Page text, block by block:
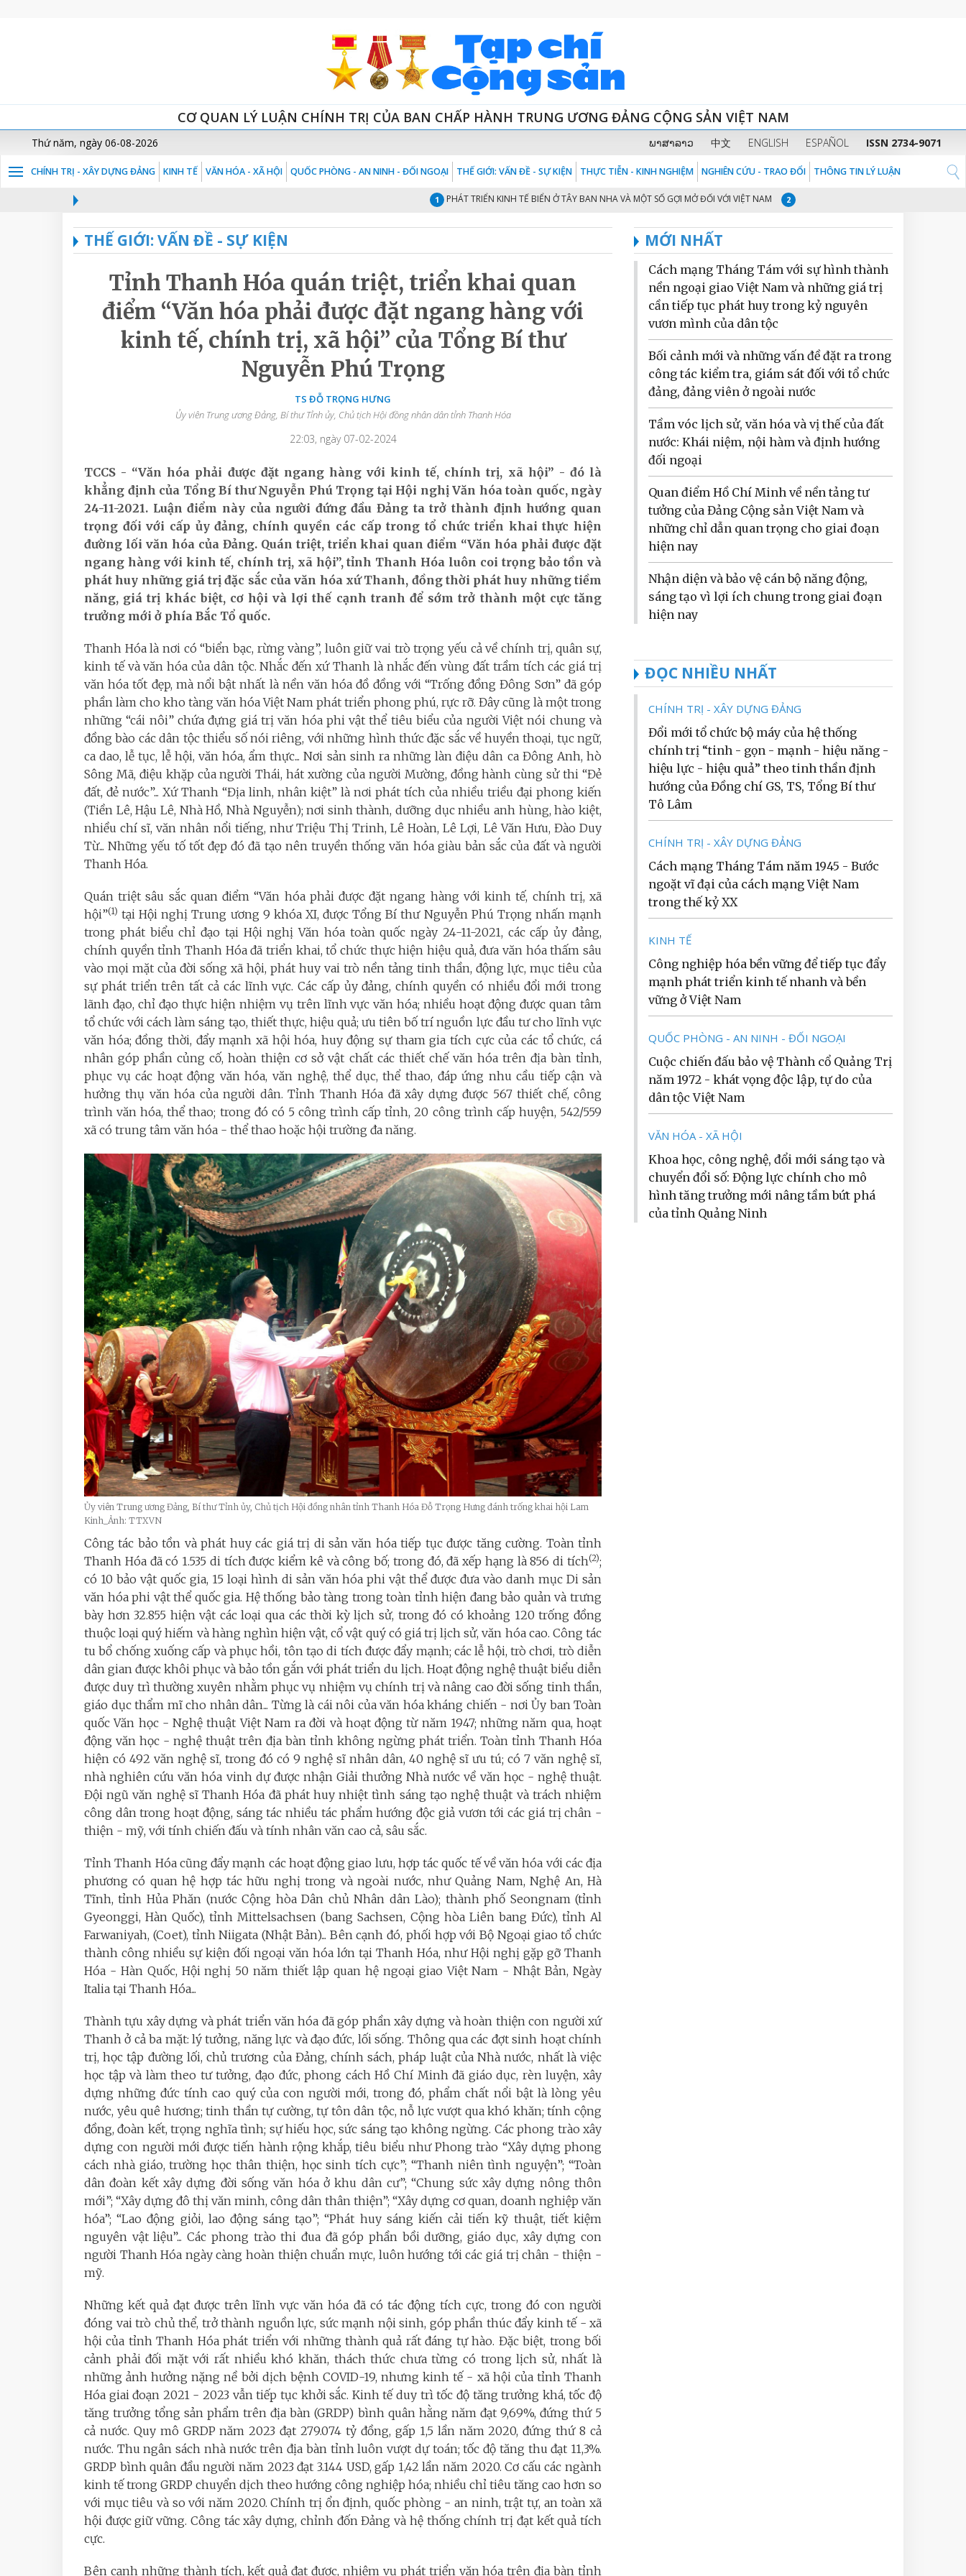
CƠ QUAN LÝ LUẬN CHÍNH TRỊ CỦA BAN CHẤP HÀNH TRUNG ƯƠNG ĐẢNG CỘNG SẢN VIỆT NAM
Thứ năm, ngày 06-08-2026 ພາສາລາວ 中文 ENGLISH ESPAÑOL ISSN 2734-9071
CHÍNH TRỊ - XÂY DỰNG ĐẢNG KINH TẾ VĂN HÓA - XÃ HỘI QUỐC PHÒNG - AN NINH - ĐỐI NGOẠI THẾ GIỚI: VẤN ĐỀ - SỰ KIỆN THỰC TIỄN - KINH NGHIỆM NGHIÊN CỨU - TRAO ĐỔI THÔNG TIN LÝ LUẬN
PHÁT TRIỂN KINH TẾ BIỂN Ở TÂY BAN NHA VÀ MỘT SỐ GỢI MỞ ĐỐI VỚI VIỆT NAM 2 THÚC ĐẨY HỢP TÁC KINH TẾ VIỆT NAM - MỸ
THẾ GIỚI: VẤN ĐỀ - SỰ KIỆN
Tỉnh Thanh Hóa quán triệt, triển khai quan
điểm “Văn hóa phải được đặt ngang hàng với
kinh tế, chính trị, xã hội” của Tổng Bí thư
Nguyễn Phú Trọng
TS ĐỖ TRỌNG HƯNG
Ủy viên Trung ương Đảng, Bí thư Tỉnh ủy, Chủ tịch Hội đồng nhân dân tỉnh Thanh Hóa
22:03, ngày 07-02-2024
TCCS - “Văn hóa phải được đặt ngang hàng với kinh tế, chính trị, xã hội” - đó là
khẳng định của Tổng Bí thư Nguyễn Phú Trọng tại Hội nghị Văn hóa toàn quốc, ngày
24-11-2021. Luận điểm này của người đứng đầu Đảng ta trở thành định hướng quan
trọng đối với cấp ủy đảng, chính quyền các cấp trong tổ chức triển khai thực hiện
đường lối văn hóa của Đảng. Quán triệt, triển khai quan điểm “Văn hóa phải được đặt
ngang hàng với kinh tế, chính trị, xã hội”, tỉnh Thanh Hóa luôn coi trọng bảo tồn và
phát huy những giá trị đặc sắc của văn hóa xứ Thanh, đồng thời phát huy những tiềm
năng, giá trị khác biệt, cơ hội và lợi thế cạnh tranh để sớm trở thành một cực tăng
trưởng mới ở phía Bắc Tổ quốc.
Thanh Hóa là nơi có “biển bạc, rừng vàng”, luôn giữ vai trò trọng yếu cả về chính trị, quân sự,
kinh tế và văn hóa của dân tộc. Nhắc đến xứ Thanh là nhắc đến vùng đất trầm tích các giá trị
văn hóa tốt đẹp, mà nổi bật nhất là nền văn hóa đồ đồng với “Trống đồng Đông Sơn” đã góp
phần làm cho kho tàng văn hóa Việt Nam phát triển phong phú, rực rỡ. Đây cũng là một trong
những “cái nôi” chứa đựng giá trị văn hóa phi vật thể tiêu biểu của người Việt nói chung và
đồng bào các dân tộc thiểu số nói riêng, với những hình thức đặc sắc về huyền thoại, tục ngữ,
ca dao, lễ tục, lễ hội, văn hóa, ẩm thực... Nơi sản sinh ra những làn điệu dân ca Đông Anh, hò
Sông Mã, điệu khặp của người Thái, hát xường của người Mường, đồng hành cùng sử thi “Đẻ
đất, đẻ nước”... Xứ Thanh “Địa linh, nhân kiệt” là nơi phát tích của nhiều triều đại phong kiến
(Tiền Lê, Hậu Lê, Nhà Hồ, Nhà Nguyễn); nơi sinh thành, dưỡng dục nhiều anh hùng, hào kiệt,
nhiều chí sĩ, văn nhân nổi tiếng, như Triệu Thị Trinh, Lê Hoàn, Lê Lợi, Lê Văn Hưu, Đào Duy
Từ... Những yếu tố tốt đẹp đó đã tạo nên truyền thống văn hóa giàu bản sắc của đất và người
Thanh Hóa.
Quán triệt sâu sắc quan điểm “Văn hóa phải được đặt ngang hàng với kinh tế, chính trị, xã
hội”(1) tại Hội nghị Trung ương 9 khóa XI, được Tổng Bí thư Nguyễn Phú Trọng nhấn mạnh
trong phát biểu chỉ đạo tại Hội nghị Văn hóa toàn quốc ngày 24-11-2021, các cấp ủy đảng,
chính quyền tỉnh Thanh Hóa đã triển khai, tổ chức thực hiện hiệu quả, đưa văn hóa thấm sâu
vào mọi mặt của đời sống xã hội, phát huy vai trò nền tảng tinh thần, động lực, mục tiêu của
sự phát triển trên tất cả các lĩnh vực. Các cấp ủy đảng, chính quyền có nhiều đổi mới trong
lãnh đạo, chỉ đạo thực hiện nhiệm vụ trên lĩnh vực văn hóa; nhiều hoạt động được quan tâm
tổ chức với cách làm sáng tạo, thiết thực, hiệu quả; ưu tiên bố trí nguồn lực đầu tư cho lĩnh vực
văn hóa; đồng thời, đẩy mạnh xã hội hóa, huy động sự tham gia tích cực của các tổ chức, cá
nhân góp phần củng cố, hoàn thiện cơ sở vật chất các thiết chế văn hóa trên địa bàn tỉnh,
phục vụ các hoạt động văn hóa, văn nghệ, thể dục, thể thao, đáp ứng nhu cầu tiếp cận và
hưởng thụ văn hóa của người dân. Tỉnh Thanh Hóa đã xây dựng được 567 thiết chế, công
trình văn hóa, thể thao; trong đó có 5 công trình cấp tỉnh, 20 công trình cấp huyện, 542/559
xã có trung tâm văn hóa - thể thao hoặc hội trường đa năng.
Ủy viên Trung ương Đảng, Bí thư Tỉnh ủy, Chủ tịch Hội đồng nhân tỉnh Thanh Hóa Đỗ Trọng Hưng đánh trống khai hội Lam
Kinh_Ảnh: TTXVN
Công tác bảo tồn và phát huy các giá trị di sản văn hóa tiếp tục được tăng cường. Toàn tỉnh
Thanh Hóa đã có 1.535 di tích được kiểm kê và công bố; trong đó, đã xếp hạng là 856 di tích(2);
có 10 bảo vật quốc gia, 15 loại hình di sản văn hóa phi vật thể được đưa vào danh mục Di sản
văn hóa phi vật thể quốc gia. Hệ thống bảo tàng trong toàn tỉnh hiện đang bảo quản và trưng
bày hơn 32.855 hiện vật các loại qua các thời kỳ lịch sử, trong đó có khoảng 120 trống đồng
thuộc loại quý hiếm và hàng nghìn hiện vật, cổ vật quý có giá trị lịch sử, văn hóa cao. Công tác
tu bổ chống xuống cấp và phục hồi, tôn tạo di tích được đẩy mạnh; các lễ hội, trò chơi, trò diễn
dân gian được khôi phục và bảo tồn gắn với phát triển du lịch. Hoạt động nghệ thuật biểu diễn
được duy trì thường xuyên nhằm phục vụ nhiệm vụ chính trị và nâng cao đời sống tinh thần,
giáo dục thẩm mĩ cho nhân dân... Từng là cái nôi của văn hóa kháng chiến - nơi Ủy ban Toàn
quốc Văn học - Nghệ thuật Việt Nam ra đời và hoạt động từ năm 1947; những năm qua, hoạt
động văn học - nghệ thuật trên địa bàn tỉnh không ngừng phát triển. Toàn tỉnh Thanh Hóa
hiện có 492 văn nghệ sĩ, trong đó có 9 nghệ sĩ nhân dân, 40 nghệ sĩ ưu tú; có 7 văn nghệ sĩ,
nhà nghiên cứu văn hóa vinh dự được nhận Giải thưởng Nhà nước về văn học - nghệ thuật.
Đội ngũ văn nghệ sĩ Thanh Hóa đã phát huy nhiệt tình sáng tạo nghệ thuật và trách nhiệm
công dân trong hoạt động, sáng tác nhiều tác phẩm hướng độc giả vươn tới các giá trị chân -
thiện - mỹ, với tính chiến đấu và tính nhân văn cao cả, sâu sắc.
Tỉnh Thanh Hóa cũng đẩy mạnh các hoạt động giao lưu, hợp tác quốc tế về văn hóa với các địa
phương có quan hệ hợp tác hữu nghị trong và ngoài nước, như Quảng Nam, Nghệ An, Hà
Tĩnh, tỉnh Hủa Phăn (nước Cộng hòa Dân chủ Nhân dân Lào); thành phố Seongnam (tỉnh
Gyeonggi, Hàn Quốc), tỉnh Mittelsachsen (bang Sachsen, Cộng hòa Liên bang Đức), tỉnh Al
Farwaniyah, (Coet), tỉnh Niigata (Nhật Bản)... Bên cạnh đó, phối hợp với Bộ Ngoại giao tổ chức
thành công nhiều sự kiện đối ngoại văn hóa lớn tại Thanh Hóa, như Hội nghị gặp gỡ Thanh
Hóa - Hàn Quốc, Hội nghị 50 năm thiết lập quan hệ ngoại giao Việt Nam - Nhật Bản, Ngày
Italia tại Thanh Hóa...
Thành tựu xây dựng và phát triển văn hóa đã góp phần xây dựng và hoàn thiện con người xứ
Thanh ở cả ba mặt: lý tưởng, năng lực và đạo đức, lối sống. Thông qua các đợt sinh hoạt chính
trị, học tập đường lối, chủ trương của Đảng, chính sách, pháp luật của Nhà nước, nhất là việc
học tập và làm theo tư tưởng, đạo đức, phong cách Hồ Chí Minh đã giáo dục, rèn luyện, xây
dựng những đức tính cao quý của con người mới, trong đó, phẩm chất nổi bật là lòng yêu
nước, yêu quê hương; tinh thần tự cường, tự tôn dân tộc, nỗ lực vượt qua khó khăn; tính cộng
đồng, đoàn kết, trọng nghĩa tình; sự hiếu học, sức sáng tạo không ngừng. Các phong trào xây
dựng con người mới được tiến hành rộng khắp, tiêu biểu như Phong trào “Xây dựng phong
cách nhà giáo, trường học thân thiện, học sinh tích cực”; “Thanh niên tình nguyện”; “Toàn
dân đoàn kết xây dựng đời sống văn hóa ở khu dân cư”; “Chung sức xây dựng nông thôn
mới”; “Xây dựng đô thị văn minh, công dân thân thiện”; “Xây dựng cơ quan, doanh nghiệp văn
hóa”; “Lao động giỏi, lao động sáng tạo”; “Phát huy sáng kiến cải tiến kỹ thuật, tiết kiệm
nguyên vật liệu”... Các phong trào thi đua đã góp phần bồi dưỡng, giáo dục, xây dựng con
người Thanh Hóa ngày càng hoàn thiện chuẩn mực, luôn hướng tới các giá trị chân - thiện -
mỹ.
Những kết quả đạt được trên lĩnh vực văn hóa đã có tác động tích cực, trong đó con người
đóng vai trò chủ thể, trở thành nguồn lực, sức mạnh nội sinh, góp phần thúc đẩy kinh tế - xã
hội của tỉnh Thanh Hóa phát triển với những thành quả rất đáng tự hào. Đặc biệt, trong bối
cảnh phải đối mặt với rất nhiều khó khăn, thách thức chưa từng có trong lịch sử, nhất là
những ảnh hưởng nặng nề bởi dịch bệnh COVID-19, nhưng kinh tế - xã hội của tỉnh Thanh
Hóa giai đoạn 2021 - 2023 vẫn tiếp tục khởi sắc. Kinh tế duy trì tốc độ tăng trưởng khá, tốc độ
tăng trưởng tổng sản phẩm trên địa bàn (GRDP) bình quân hằng năm đạt 9,69%, đứng thứ 5
cả nước. Quy mô GRDP năm 2023 đạt 279.074 tỷ đồng, gấp 1,5 lần năm 2020, đứng thứ 8 cả
nước. Thu ngân sách nhà nước trên địa bàn tỉnh luôn vượt dự toán; tốc độ tăng thu đạt 11,3%.
GRDP bình quân đầu người năm 2023 đạt 3.144 USD, gấp 1,42 lần năm 2020. Cơ cấu các ngành
kinh tế trong GRDP chuyển dịch theo hướng công nghiệp hóa; nhiều chỉ tiêu tăng cao hơn so
với mục tiêu và so với năm 2020. Chính trị ổn định, quốc phòng - an ninh, trật tự, an toàn xã
hội được giữ vững. Công tác xây dựng, chỉnh đốn Đảng và hệ thống chính trị đạt kết quả tích
cực.
Bên cạnh những thành tích, kết quả đạt được, nhiệm vụ phát triển văn hóa trên địa bàn tỉnh
MỚI NHẤT
Cách mạng Tháng Tám với sự hình thành
nền ngoại giao Việt Nam và những giá trị
cần tiếp tục phát huy trong kỷ nguyên
vươn mình của dân tộc
Bối cảnh mới và những vấn đề đặt ra trong
công tác kiểm tra, giám sát đối với tổ chức
đảng, đảng viên ở ngoài nước
Tầm vóc lịch sử, văn hóa và vị thế của đất
nước: Khái niệm, nội hàm và định hướng
đối ngoại
Quan điểm Hồ Chí Minh về nền tảng tư
tưởng của Đảng Cộng sản Việt Nam và
những chỉ dẫn quan trọng cho giai đoạn
hiện nay
Nhận diện và bảo vệ cán bộ năng động,
sáng tạo vì lợi ích chung trong giai đoạn
hiện nay
ĐỌC NHIỀU NHẤT
CHÍNH TRỊ - XÂY DỰNG ĐẢNG
Đổi mới tổ chức bộ máy của hệ thống
chính trị “tinh - gọn - mạnh - hiệu năng -
hiệu lực - hiệu quả” theo tinh thần định
hướng của Đồng chí GS, TS, Tổng Bí thư
Tô Lâm
CHÍNH TRỊ - XÂY DỰNG ĐẢNG
Cách mạng Tháng Tám năm 1945 - Bước
ngoặt vĩ đại của cách mạng Việt Nam
trong thế kỷ XX
KINH TẾ
Công nghiệp hóa bền vững để tiếp tục đẩy
mạnh phát triển kinh tế nhanh và bền
vững ở Việt Nam
QUỐC PHÒNG - AN NINH - ĐỐI NGOẠI
Cuộc chiến đấu bảo vệ Thành cổ Quảng Trị
năm 1972 - khát vọng độc lập, tự do của
dân tộc Việt Nam
VĂN HÓA - XÃ HỘI
Khoa học, công nghệ, đổi mới sáng tạo và
chuyển đổi số: Động lực chính cho mô
hình tăng trưởng mới nâng tầm bứt phá
của tỉnh Quảng Ninh